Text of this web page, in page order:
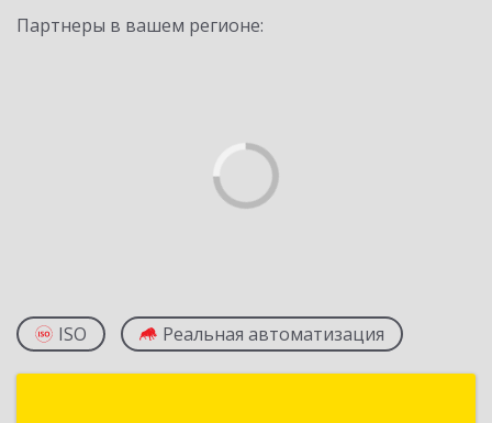
Партнеры в вашем регионе:
ISO Реальная автоматизация